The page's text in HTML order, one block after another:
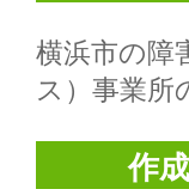
横浜市の障
ス）事業所
作